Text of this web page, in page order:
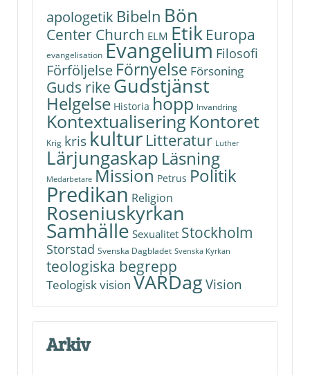
apologetik Bibeln Bön
Center Church ELM Etik Europa
evangelisation Evangelium Filosofi
Förföljelse Förnyelse Försoning
Guds rike Gudstjänst
Helgelse Historia hopp Invandring
KontextualiseringKontoret
Krig kris kultur Litteratur Luther
Lärjungaskap Läsning
Medarbetare Mission Petrus Politik
Predikan Religion
Roseniuskyrkan
Samhälle Sexualitet Stockholm
Storstad Svenska Dagbladet Svenska Kyrkan
teologiska begrepp
Teologisk vision VARDagVision
Arkiv